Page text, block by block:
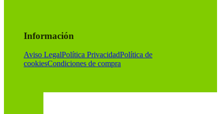
Información
Aviso LegalPolítica PrivacidadPolítica de
cookiesCondiciones de compra